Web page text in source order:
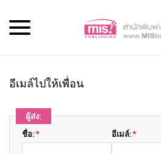
อีเมล์ไปให้เพื่อน
ผู้ส่ง:
*
ชื่อ: *
อีเมล์: